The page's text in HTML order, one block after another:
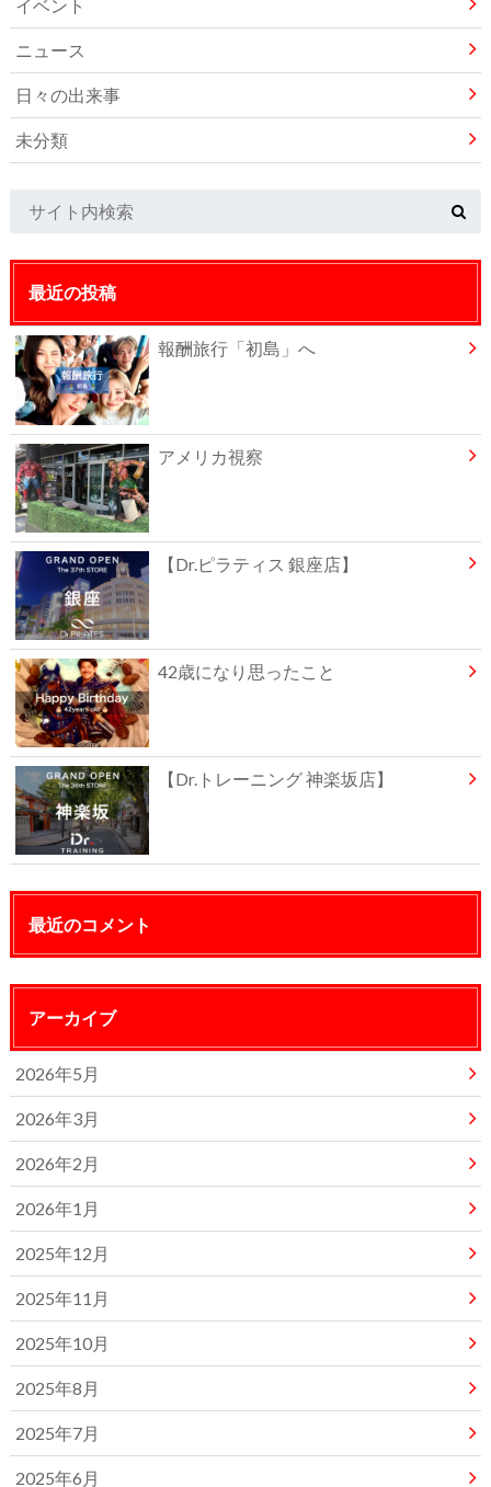
イベント
ニュース
日々の出来事
未分類
最近の投稿
報酬旅行「初島」へ
アメリカ視察
【Dr.ピラティス 銀座店】
42歳になり思ったこと
【Dr.トレーニング 神楽坂店】
最近のコメント
アーカイブ
2026年5月
2026年3月
2026年2月
2026年1月
2025年12月
2025年11月
2025年10月
2025年8月
2025年7月
2025年6月